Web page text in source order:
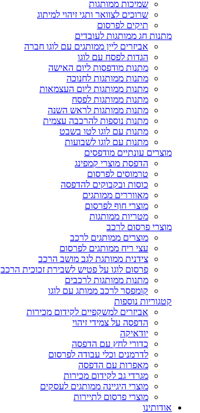
שמיכות ממותגות
שרוכים לצוואר ותגי זיהוי למיתוג
תיקים לפרסום
מתנות חג ממותגות לעובדים
אביזרים ליין ממותגים עם לוגו חברה
הגדות לפסח עם לוגו
מתנות מודפסות ליום האישה
מתנות ממותגות לחנוכה
מתנות ממותגות ליום העצמאות
מתנות ממותגות לפסח
מתנות ממותגות לראש השנה
מתנות נוספות להרכבה עצמית
מתנות עם לוגו לטו בשבט
מתנות עם לוגו לשבועות
מוצרים עונתיים מודפסים
הדפסת מוצרי קמפינג
טרמוסים לפרסום
כוסות ובקבוקים להדפסה
מאווררים ממותגים
מוצרי חוף לפרסום
מטריות ממותגות
מוצרי פרסום לרכב
מוצרים ממותגים לרכב
עצי ריח ממותגים לפרסום
צידנית ממותגת לגב מושב הרכב
פרסום לוגו על פטיש לשבירת זכוכית הרכב
מתנות ממותגות לרכבים
קומפסר לרכב ממותג עם לוגו
קטגוריות נוספות
אביזרים למשקפיים לקידום מכירות
הדפסה על צמידי זיהוי
יודאיקה
כדורי לחץ עם הדפסה
לדרמנים וכלי עבודה לפרסום
מאפרות עם הדפסה
מגרדי גב לקידום מכירות
מוצרי היגיינה ממותגים לעסקים
מוצרי פרסום לתיירות
אודותינו